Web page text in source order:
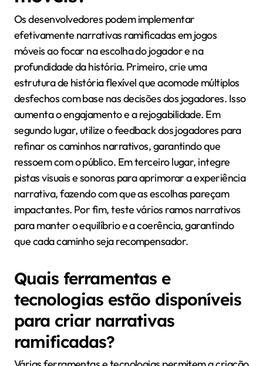
Como os desenvolvedores
podem implementar
efetivamente narrativas
ramificadas em jogos
móveis?
Os desenvolvedores podem implementar
efetivamente narrativas ramificadas em jogos
móveis ao focar na escolha do jogador e na
profundidade da história. Primeiro, crie uma
estrutura de história flexível que acomode múltiplos
desfechos com base nas decisões dos jogadores. Isso
aumenta o engajamento e a rejogabilidade. Em
refinar os caminhos narrativos, garantindo que
ressoem com o público. Em terceiro lugar, integre
pistas visuais e sonoras para aprimorar a experiência
narrativa, fazendo com que as escolhas pareçam
impactantes. Por fim, teste vários ramos narrativos
para manter o equilíbrio e a coerência, garantindo